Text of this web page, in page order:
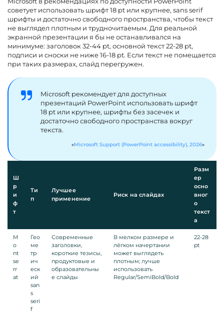
советует использовать шрифт 18 pt или крупнее, sans serif
шрифты и достаточно свободного пространства, чтобы текст
не выглядел плотным и трудночитаемым. Для реальной
экранной презентации я бы не останавливался на
минимуме: заголовок 32-44 pt, основной текст 22-28 pt,
подписи и сноски не ниже 16-18 pt. Если текст не помещается
при таких размерах, слайд перегружен.
Microsoft рекомендует для доступных
презентаций PowerPoint использовать шрифт
18 pt или крупнее, шрифты без засечек и
достаточно свободного пространства вокруг
текста.
Microsoft Support (PowerPoint accessibility), 2026
Ш
р
и
ф
т
Ти
п
Лучшее
применение
Риск на слайдах
Разм
ер
осно
вног
о
текст
а
M
o
nt
se
rr
at
Гео
ме
тр
ич
еск
ий
san
s
seri
f
Современные
заголовки,
короткие тезисы,
продуктовые и
образовательны
е слайды
В мелком размере и
лёгком начертании
может выглядеть
плотным; лучше
использовать
Regular/SemiBold/Bold
22-28
pt